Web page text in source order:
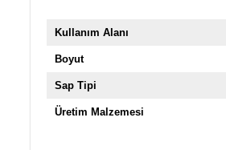
Kullanım Alanı
Boyut
Sap Tipi
Üretim Malzemesi